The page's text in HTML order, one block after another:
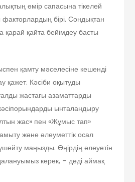
өмір сапасына тікелей
бірі. Сондықтан
қайта бейімдеу басты
қамту мәселесіне кешенді
қажет. Кәсіби оқытуды
жастағы азаматтарды
ынталандыру
жас» пен «Жұмыс тап»
және әлеуметтік осал
маңызды. Өңірдің әлеуетін
керек, – деді аймақ